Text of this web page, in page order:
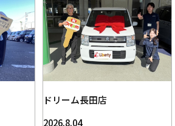
ドリーム長田店
2026.8.04